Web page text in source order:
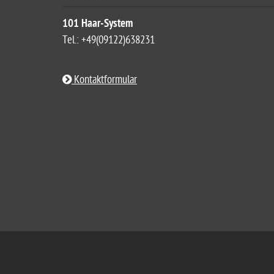
101 Haar-System
Tel.: +49(09122)638231
Kontaktformular